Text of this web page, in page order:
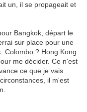
un, il se propageait et
Bangkok, départ le
sur place pour une
Colombo ? Hong Kong
me décider. Ce n'est
ce que je vais
il m'est